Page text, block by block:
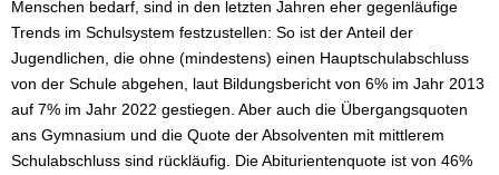
Menschen bedarf, sind in den letzten Jahren eher gegenläufige
Trends im Schulsystem festzustellen: So ist der Anteil der
Jugendlichen, die ohne (mindestens) einen Hauptschulabschluss
von der Schule abgehen, laut Bildungsbericht von 6% im Jahr 2013
auf 7% im Jahr 2022 gestiegen. Aber auch die Übergangsquoten
ans Gymnasium und die Quote der Absolventen mit mittlerem
Schulabschluss sind rückläufig. Die Abiturientenquote ist von 46%